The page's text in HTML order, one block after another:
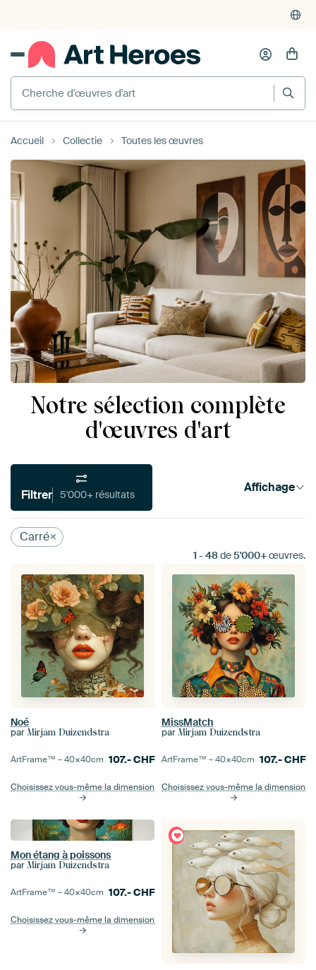
375'000+ murs vides remplis
Cherche d'œuvres d'art
Accueil Collectie Toutes les œuvres
Notre sélection complète
d'œuvres d'art
Filtrer 5'000+ résultats Affichage
1 - 48de5'000+œuvres.
Carré
Noé
par Mirjam Duizendstra
ArtFrame™ –40×40cm 107.-CHF
Choisissez vous-même la dimension
MissMatch
par Mirjam Duizendstra
ArtFrame™ –40×40cm 107.-CHF
Choisissez vous-même la dimension
Mon étang à poissons
par Mirjam Duizendstra
ArtFrame™ –40×40cm 107.-CHF
Choisissez vous-même la dimension